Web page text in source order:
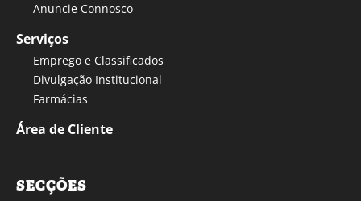
Anuncie Connosco
Serviços
Emprego e Classificados
Divulgação Institucional
Farmácias
Área de Cliente
SECÇÕES